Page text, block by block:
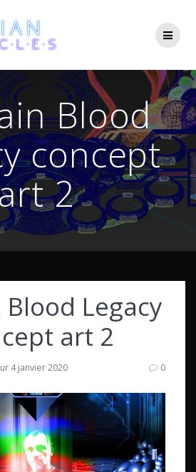
to
content
Blood
concept
2
Legacy
art 2
4 janvier 2020 0